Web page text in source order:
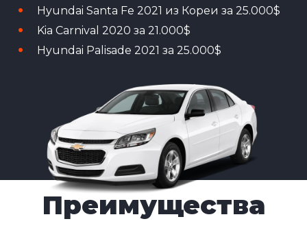
Hyundai Santa Fe 2021 из Кореи за 25.000$
Kia Carnival 2020 за 21.000$
Hyundai Palisade 2021 за 25.000$
Преимущества